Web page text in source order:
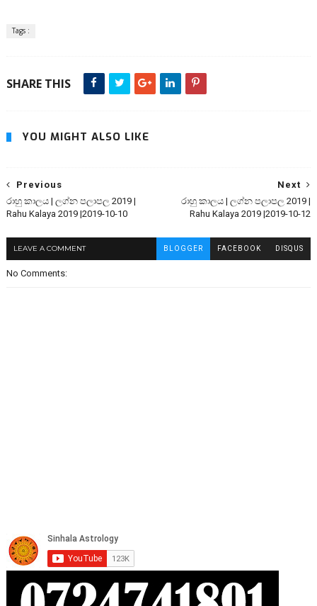
Tags :
SHARE THIS
YOU MIGHT ALSO LIKE
Next
රාහු කාලය | ලග්න පලාපල 2019 |
Rahu Kalaya 2019 |2019-10-12
Previous
රාහු කාලය | ලග්න පලාපල 2019 |
Rahu Kalaya 2019 |2019-10-10
LEAVE A COMMENT BLOGGER FACEBOOK DISQUS
No Comments: